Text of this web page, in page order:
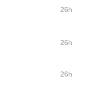
26h
26h
26h